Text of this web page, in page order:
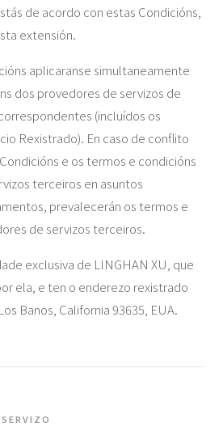
de acordo con estas Condicións,
extensión.
aplicaranse simultaneamente
dos provedores de servizos de
(incluídos os
Rexistrado). En caso de conflito
e os termos e condicións
terceiros en asuntos
prevalecerán os termos e
de servizos terceiros.
exclusiva de LINGHAN XU, que
ela, e ten o enderezo rexistrado
Banos, California 93635, EUA.